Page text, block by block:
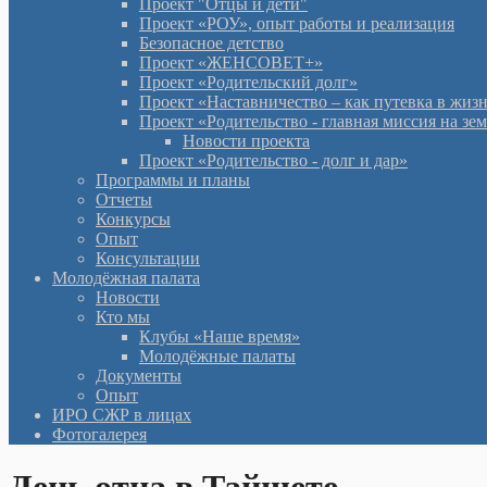
Проект "Отцы и дети"
Проект «РОУ», опыт работы и реализация
Безопасное детство
Проект «ЖЕНСОВЕТ+»
Проект «Родительский долг»
Проект «Наставничество – как путевка в
Проект «Родительство - главная миссия на
Новости проекта
Проект «Родительство - долг и дар»
Программы и планы
Отчеты
Конкурсы
Опыт
Консультации
Молодёжная палата
Новости
Кто мы
Клубы «Наше время»
Молодёжные палаты
Документы
Опыт
ИРО СЖР в лицах
Фотогалерея